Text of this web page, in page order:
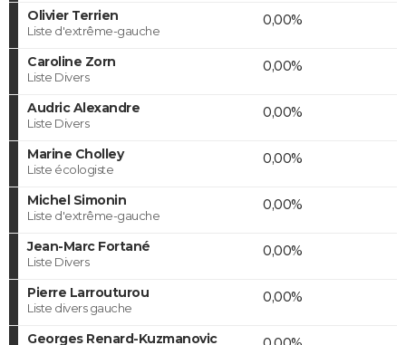
Olivier Terrien
Liste d'extrême-gauche
0,00%
Caroline Zorn
Liste Divers
0,00%
Audric Alexandre
Liste Divers
0,00%
Marine Cholley
Liste écologiste
0,00%
Michel Simonin
Liste d'extrême-gauche
0,00%
Jean-Marc Fortané
Liste Divers
0,00%
Pierre Larrouturou
Liste divers gauche
0,00%
Georges Renard-Kuzmanovic